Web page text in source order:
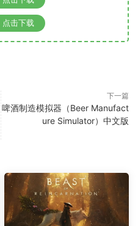
点击下载
下一篇
啤酒制造模拟器（Beer Manufact
ure Simulator）中文版